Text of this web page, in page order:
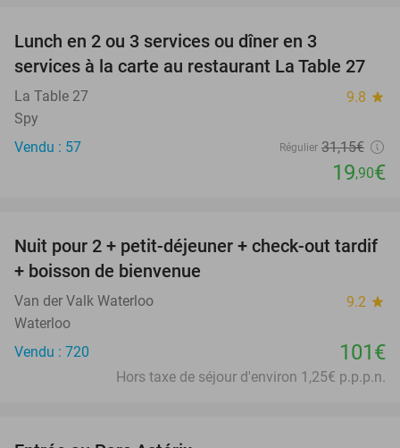
Lunch en 2 ou 3 services ou dîner en 3
services à la carte au restaurant La Table 27
La Table 27 9.8 star
Spy
Vendu : 57
Régulier 31,15€
19,90€
Nuit pour 2 + petit-déjeuner + check-out tardif
+ boisson de bienvenue
Van der Valk Waterloo 9.2 star
Waterloo
Vendu : 720
101€
Hors taxe de séjour d'environ 1,25€ p.p.p.n.